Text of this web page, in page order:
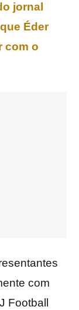
jornal
Éder
com o
com
Football